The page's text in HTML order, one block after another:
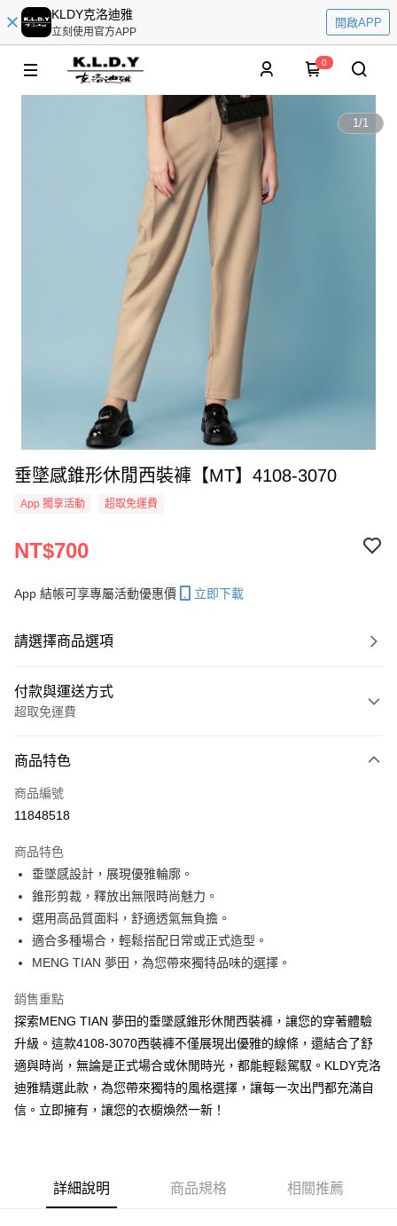
KLDY克洛迪雅
立刻使用官方APP
開啟APP
0
1/1
垂墜感錐形休閒西裝褲【MT】4108-3070
App 獨享活動 超取免運費
NT$700
App 結帳可享專屬活動優惠價 立即下載
請選擇商品選項
付款與運送方式
超取免運費
信用卡一次付款
超商取貨付款
運送方式
全家取貨付款
免運費
付款後全家取貨
免運費
7-11取貨付款
免運費
付款後7-11取貨
免運費
商品特色
商品編號
11848518
商品特色
垂墜感設計，展現優雅輪廓。
錐形剪裁，釋放出無限時尚魅力。
選用高品質面料，舒適透氣無負擔。
適合多種場合，輕鬆搭配日常或正式造型。
MENG TIAN 夢田，為您帶來獨特品味的選擇。
銷售重點
探索MENG TIAN 夢田的垂墜感錐形休閒西裝褲，讓您的穿著體驗
升級。這款4108-3070西裝褲不僅展現出優雅的線條，還結合了舒
適與時尚，無論是正式場合或休閒時光，都能輕鬆駕馭。KLDY克洛
迪雅精選此款，為您帶來獨特的風格選擇，讓每一次出門都充滿自
信。立即擁有，讓您的衣櫥煥然一新！
詳細說明 商品規格 相關推薦